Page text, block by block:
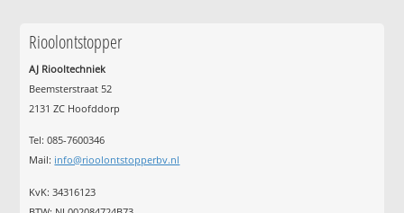
Rioolontstopper
AJ Riooltechniek
Beemsterstraat 52
2131 ZC Hoofddorp
Tel:085-7600346
Mail: info@rioolontstopperbv.nl
KvK: 34316123